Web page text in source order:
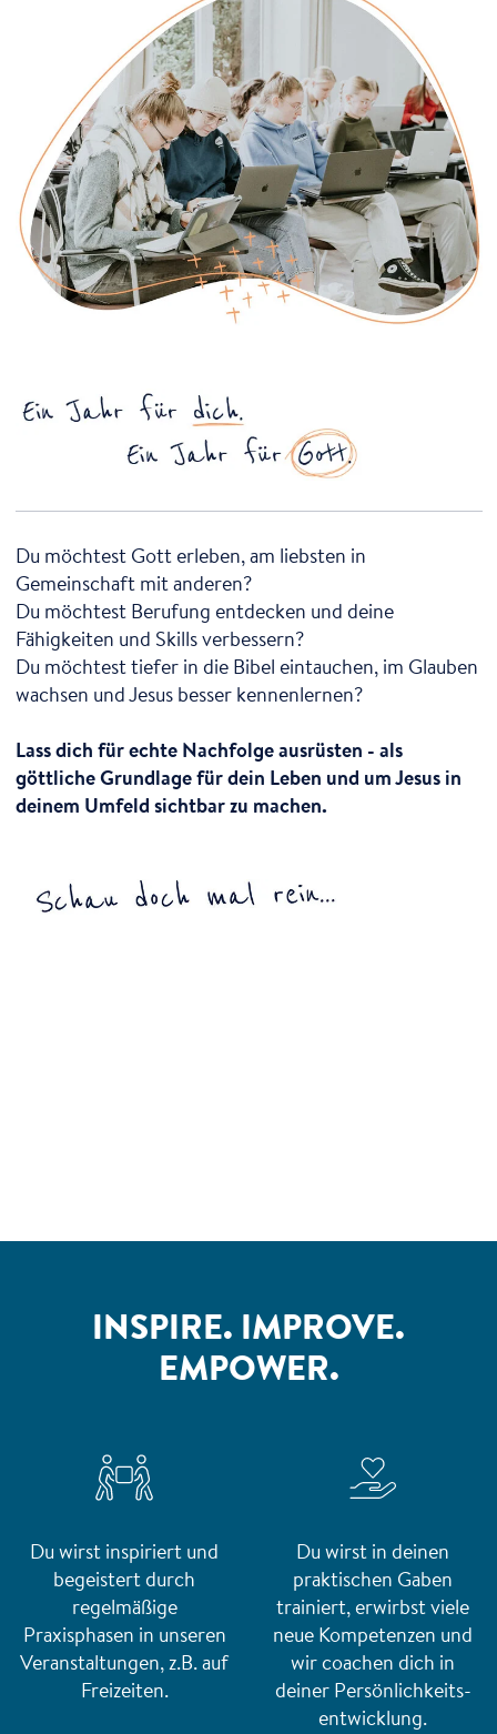
Du möchtest Gott erleben, am liebsten in
Gemeinschaft mit anderen?
Du möchtest Berufung entdecken und deine
Fähigkeiten und Skills verbessern?
Du möchtest tiefer in die Bibel eintauchen, im Glauben
wachsen und Jesus besser kennenlernen?
Lass dich für echte Nachfolge ausrüsten - als
göttliche Grundlage für dein Leben und um Jesus in
deinem Umfeld sichtbar zu machen.
INSPIRE. IMPROVE.
EMPOWER.
Du wirst inspiriert und
begeistert durch
regelmäßige
Praxisphasen in unseren
Veranstaltungen, z.B. auf
Freizeiten.
Du wirst in deinen
praktischen Gaben
trainiert, erwirbst viele
neue Kompetenzen und
wir coachen dich in
deiner Persönlichkeits-
entwicklung.